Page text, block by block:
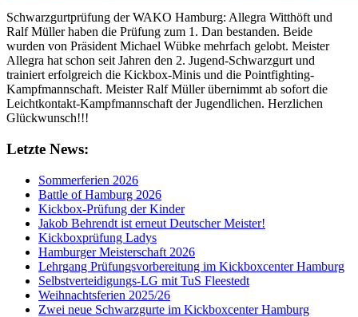
Schwarzgurtprüfung der WAKO Hamburg: Allegra Witthöft und
Ralf Müller haben die Prüfung zum 1. Dan bestanden. Beide
wurden von Präsident Michael Wübke mehrfach gelobt. Meister
Allegra hat schon seit Jahren den 2. Jugend-Schwarzgurt und
trainiert erfolgreich die Kickbox-Minis und die Pointfighting-
Kampfmannschaft. Meister Ralf Müller übernimmt ab sofort die
Leichtkontakt-Kampfmannschaft der Jugendlichen. Herzlichen
Glückwunsch!!!
Letzte News:
Sommerferien 2026
Battle of Hamburg 2026
Kickbox-Prüfung der Kinder
Jakob Behrendt ist erneut Deutscher Meister!
Kickboxprüfung Ladys
Hamburger Meisterschaft 2026
Lehrgang Prüfungsvorbereitung im Kickboxcenter Hamburg
Selbstverteidigungs-LG mit TuS Fleestedt
Weihnachtsferien 2025/26
Zwei neue Schwarzgurte im Kickboxcenter Hamburg